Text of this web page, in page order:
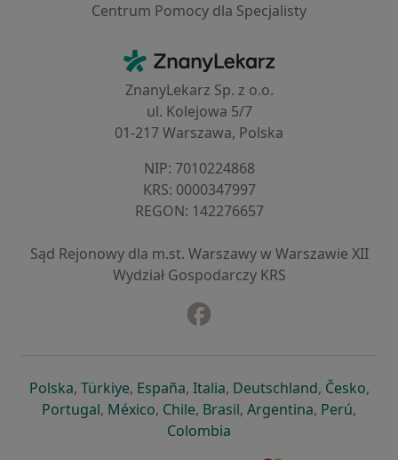
Centrum Pomocy dla Specjalisty
ZnanyLekarz - Strona główna
ZnanyLekarz Sp. z o.o.
ul. Kolejowa 5/7
01-217 Warszawa, Polska
NIP: ⁠7010224868
KRS: ⁠0000347997
REGON: ⁠142276657
Sąd Rejonowy dla m.st. Warszawy w Warszawie XII
Wydział Gospodarczy KRS
Polskaotwiera się w nowej karcie
, Türkiyeotwiera się w nowej karcie
, Españaotwiera się w nowej karcie
, Italiaotwiera się w nowej
, Deutschlandotwiera się
, Česko,
Portugalotwiera się w nowej karcie
, Méxicootwiera się w nowej karcie
, Chileotwiera się w nowej karcie
, Brasilotwiera się w nowej
, Argentinaotwiera się
, Perú,
Colombia